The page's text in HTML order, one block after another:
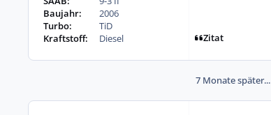
Baujahr:
2006
Turbo:
TiD
Kraftstoff:
Diesel Zitat
7 Monate später...